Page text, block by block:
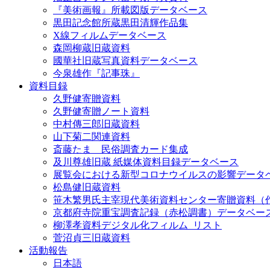
『美術画報』所載図版データベース
黒田記念館所蔵黒田清輝作品集
X線フィルムデータベース
森岡柳蔵旧蔵資料
國華社旧蔵写真資料データベース
今泉雄作『記事珠』
資料目録
久野健寄贈資料
久野健寄贈ノート資料
中村傳三郎旧蔵資料
山下菊二関連資料
斎藤たま 民俗調査カード集成
及川尊雄旧蔵 紙媒体資料目録データベース
展覧会における新型コロナウイルスの影響データ
松島健旧蔵資料
笹木繁男氏主宰現代美術資料センター寄贈資料（
京都府寺院重宝調査記録（赤松調書）データベー
柳澤孝資料デジタル化フィルム_リスト
菅沼貞三旧蔵資料
活動報告
日本語